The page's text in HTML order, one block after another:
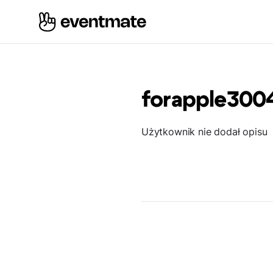
Użytkownik nie dodał opisu